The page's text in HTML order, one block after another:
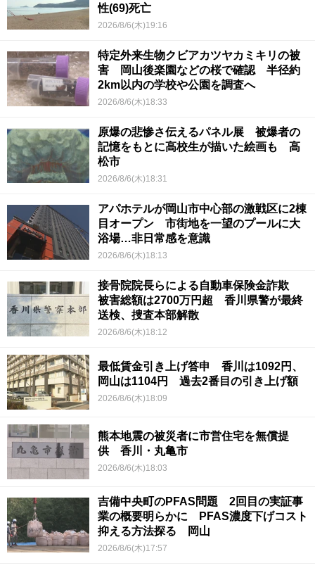
性(69)死亡
2026/8/6(木)19:16
特定外来生物クビアカツヤカミキリの被
害 岡山後楽園などの桜で確認 半径約
2km以内の学校や公園を調査へ
2026/8/6(木)18:33
原爆の悲惨さ伝えるパネル展 被爆者の
記憶をもとに高校生が描いた絵画も 高
松市
2026/8/6(木)18:31
アパホテルが岡山市中心部の激戦区に2棟
目オープン 市街地を一望のプールに大
浴場…非日常感を意識
2026/8/6(木)18:13
接骨院院長らによる自動車保険金詐欺
被害総額は2700万円超 香川県警が最終
送検、捜査本部解散
2026/8/6(木)18:12
最低賃金引き上げ答申 香川は1092円、
岡山は1104円 過去2番目の引き上げ額
2026/8/6(木)18:09
熊本地震の被災者に市営住宅を無償提
供 香川・丸亀市
2026/8/6(木)18:03
吉備中央町のPFAS問題 2回目の実証事
業の概要明らかに PFAS濃度下げコスト
抑える方法探る 岡山
2026/8/6(木)17:57